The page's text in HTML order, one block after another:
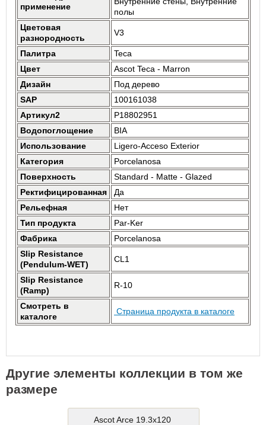
применение
полы
Цветовая
разнородность
V3
Палитра
Teca
Цвет
Ascot Teca - Marron
Дизайн
Под дерево
SAP
100161038
Артикул2
P18802951
Водопоглощение
BIA
Использование
Ligero-Acceso Exterior
Категория
Porcelanosa
Поверхность
Standard - Matte - Glazed
Ректифицированная
Да
Рельефная
Нет
Тип продукта
Par-Ker
Фабрика
Porcelanosa
Slip Resistance
(Pendulum-WET)
CL1
Slip Resistance
(Ramp)
R-10
Смотреть в
каталоге
Страница продукта в каталоге
Другие элементы коллекции в том же
размере
Ascot Arce 19.3x120